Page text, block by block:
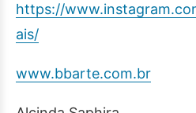
https://
ais/
www.bbarte.com.br